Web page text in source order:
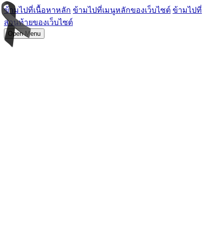
ข้ามไปที่เนื้อหาหลัก ข้ามไปที่เมนูหลักของเว็บไซต์ ข้ามไปที่
ส่วนท้ายของเว็บไซต์
Open Menu